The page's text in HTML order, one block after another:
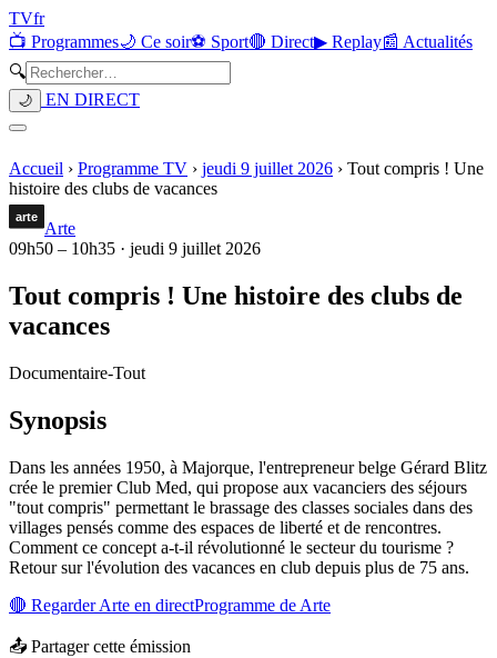
TVfr
📺 Programmes🌙 Ce soir⚽ Sport🔴 Direct▶ Replay📰 Actualités
🔍
🌙 EN DIRECT
Accueil › Programme TV › jeudi 9 juillet 2026 › Tout compris ! Une
histoire des clubs de vacances
Arte
09h50 – 10h35 · jeudi 9 juillet 2026
Tout compris ! Une histoire des clubs de
vacances
Documentaire-Tout
Synopsis
Dans les années 1950, à Majorque, l'entrepreneur belge Gérard Blitz
crée le premier Club Med, qui propose aux vacanciers des séjours
"tout compris" permettant le brassage des classes sociales dans des
villages pensés comme des espaces de liberté et de rencontres.
Comment ce concept a-t-il révolutionné le secteur du tourisme ?
Retour sur l'évolution des vacances en club depuis plus de 75 ans.
🔴 RegarderArte en directProgramme de Arte
📤 Partager cette émission